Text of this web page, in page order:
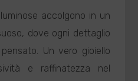
accolgono in un
dove ogni dettaglio
Un vero gioiello
e raffinatezza nel